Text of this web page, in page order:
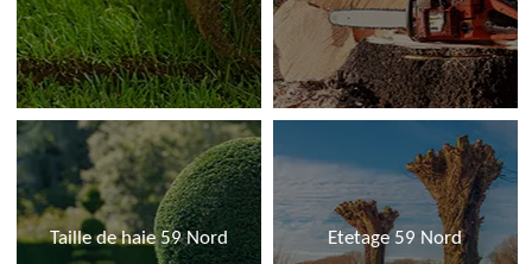
Taille de haie 59 Nord Etetage 59 Nord